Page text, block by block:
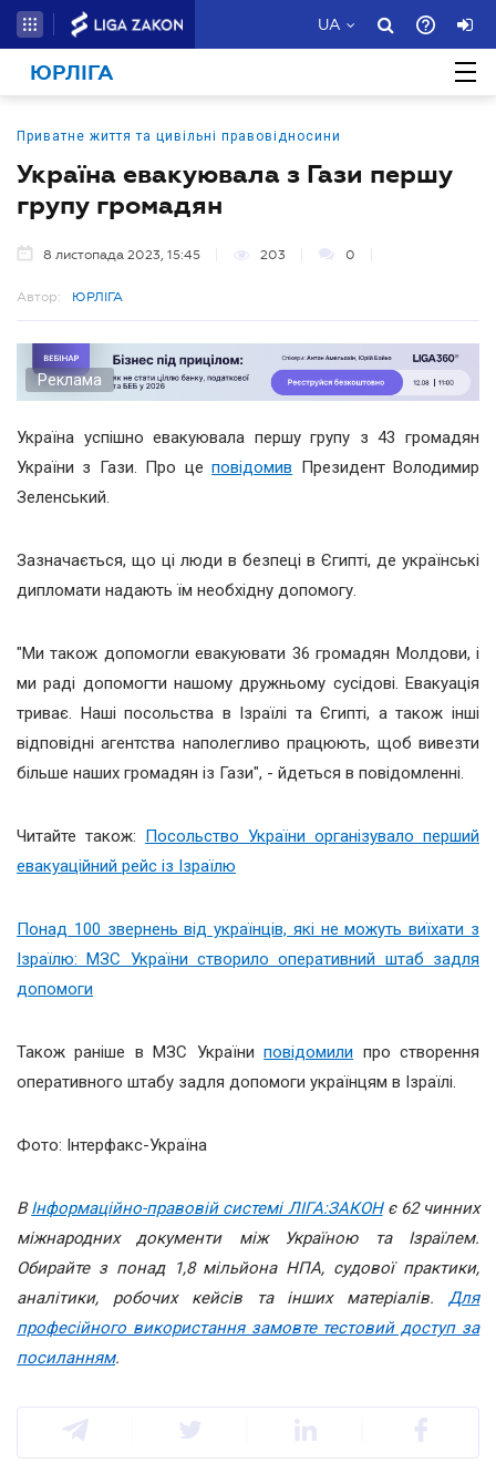
UA
ЮРЛІГА
Приватне життя та цивільні правовідносини
Україна евакуювала з Гази першу
групу громадян
8 листопада 2023, 15:45 203 0
Автор: ЮРЛІГА
Реклама
Україна успішно евакуювала першу групу з 43 громадян
України з Гази. Про цеповідомив Президент Володимир
Зеленський.
Зазначається, що ці люди в безпеці в Єгипті, де українські
дипломати надають їм необхідну допомогу.
"Ми також допомогли евакуювати 36 громадян Молдови, і
ми раді допомогти нашому дружньому сусідові. Евакуація
триває. Наші посольства в Ізраїлі та Єгипті, а також інші
відповідні агентства наполегливо працюють, щоб вивезти
більше наших громадян із Гази", - йдеться в повідомленні.
Читайте також: Посольство України організувало перший
евакуаційний рейс із Ізраїлю
Понад 100 звернень від українців, які не можуть виїхати з
Ізраїлю: МЗС України створило оперативний штаб задля
допомоги
Також раніше в МЗС Україниповідомили про створення
оперативного штабу задля допомоги українцям в Ізраїлі.
Фото: Інтерфакс-Україна
ВІнформаційно-правовій системі ЛІГА:ЗАКОНє 62 чинних
міжнародних документи між Україною та Ізраїлем.
Обирайте з понад 1,8 мільйона НПА, судової практики,
аналітики, робочих кейсів та інших матеріалів. Для
професійного використання замовте тестовий доступ за
посиланням.